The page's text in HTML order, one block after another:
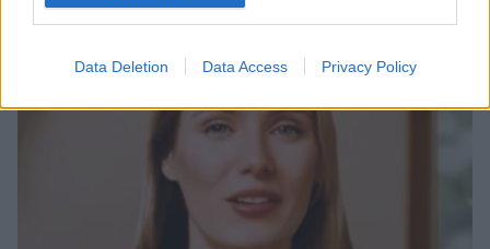
Data Deletion Data Access Privacy Policy